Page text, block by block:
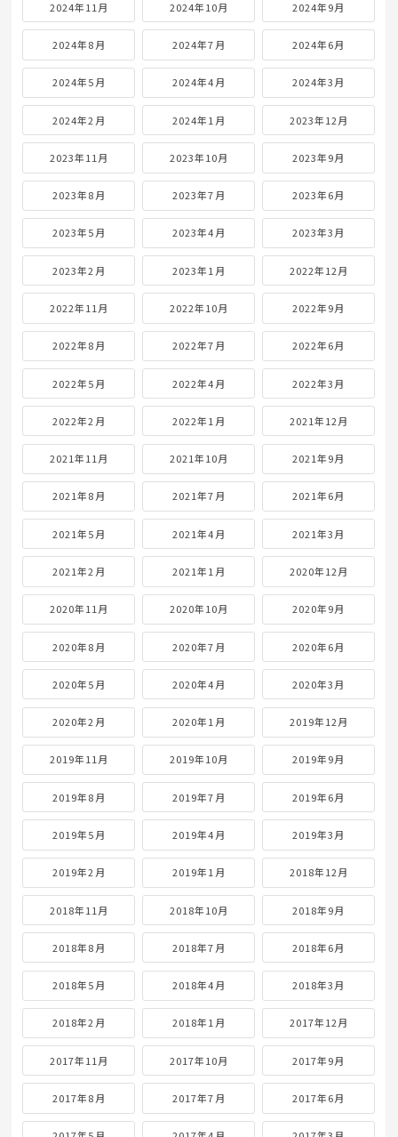
2024年11月 2024年10月 2024年9月
2024年8月 2024年7月 2024年6月
2024年5月 2024年4月 2024年3月
2024年2月 2024年1月 2023年12月
2023年11月 2023年10月 2023年9月
2023年8月 2023年7月 2023年6月
2023年5月 2023年4月 2023年3月
2023年2月 2023年1月 2022年12月
2022年11月 2022年10月 2022年9月
2022年8月 2022年7月 2022年6月
2022年5月 2022年4月 2022年3月
2022年2月 2022年1月 2021年12月
2021年11月 2021年10月 2021年9月
2021年8月 2021年7月 2021年6月
2021年5月 2021年4月 2021年3月
2021年2月 2021年1月 2020年12月
2020年11月 2020年10月 2020年9月
2020年8月 2020年7月 2020年6月
2020年5月 2020年4月 2020年3月
2020年2月 2020年1月 2019年12月
2019年11月 2019年10月 2019年9月
2019年8月 2019年7月 2019年6月
2019年5月 2019年4月 2019年3月
2019年2月 2019年1月 2018年12月
2018年11月 2018年10月 2018年9月
2018年8月 2018年7月 2018年6月
2018年5月 2018年4月 2018年3月
2018年2月 2018年1月 2017年12月
2017年11月 2017年10月 2017年9月
2017年8月 2017年7月 2017年6月